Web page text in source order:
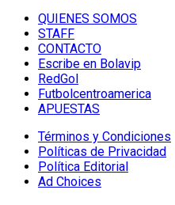
QUIENES SOMOS
STAFF
CONTACTO
Escribe en Bolavip
RedGol
Futbolcentroamerica
APUESTAS
Términos y Condiciones
Políticas de Privacidad
Política Editorial
Ad Choices